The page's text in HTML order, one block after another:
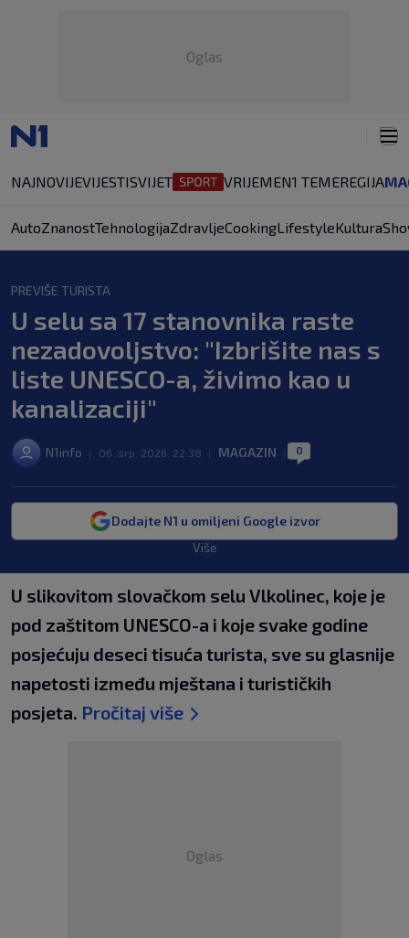
Oglas
NAJNOVIJEVIJESTISVIJET VRIJEMEN1 TEMEREGIJA
AutoZnanostTehnologijaZdravljeCookingLifestyleKultura
PREVIŠE TURISTA
U selu sa 17 stanovnika raste
nezadovoljstvo: "Izbrišite nas s
liste UNESCO-a, živimo kao u
kanalizaciji"
N1info 06. srp. 2026. 22:38 MAGAZIN 0
Dodajte N1 u omiljeni Google izvor
Više
U slikovitom slovačkom selu Vlkolinec, koje je
pod zaštitom UNESCO-a i koje svake godine
posjećuju deseci tisuća turista, sve su glasnije
napetosti između mještana i turističkih
posjeta. Pročitaj više
Oglas